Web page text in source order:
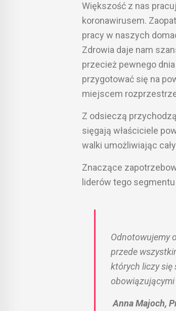
Większość z nas
koronawirusem.
pracy w naszych
Zdrowia daje nam
przecież pewnego
przygotować się na
miejscem
Z odsieczą
sięgają właściciele
walki umożliwiając
Znaczące
liderów tego
Odnotowujemy
przede
których liczy się
Anna Majoch,